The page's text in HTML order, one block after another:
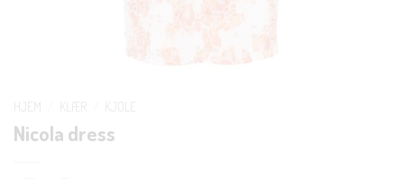
Nicola dress